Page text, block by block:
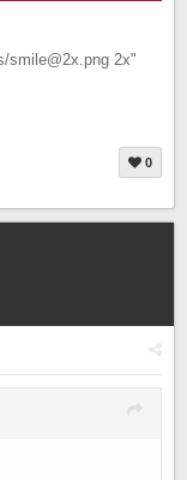
smile@2x.png 2x"
0